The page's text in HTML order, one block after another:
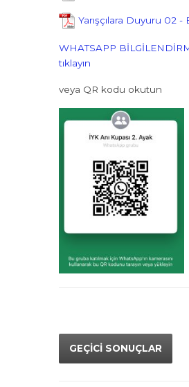
Yarışçılara Duyuru 02 -
WHATSAPP
tıklayın
veya QR kodu okutun
GEÇİCİ SONUÇLAR